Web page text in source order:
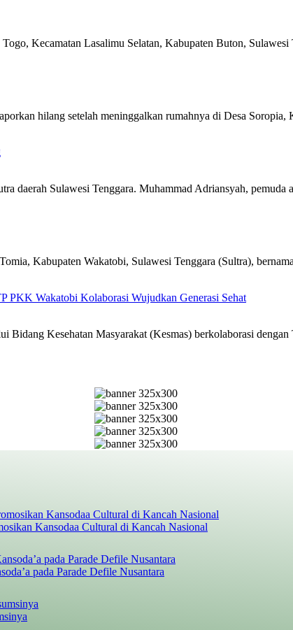
Kecamatan Lasalimu Selatan, Kabupaten Buton, Sulawesi
hilang setelah meninggalkan rumahnya di Desa
daerah Sulawesi Tenggara. Muhammad Adriansyah,
Kabupaten Wakatobi, Sulawesi Tenggara (Sultra),
PKK Wakatobi Kolaborasi Wujudkan Generasi Sehat
Kesehatan Masyarakat (Kesmas) berkolaborasi
Kansodaa Cultural di Kancah Nasional
pada Parade Defile Nusantara